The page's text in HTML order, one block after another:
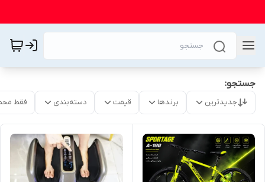
جستجو:
جدیدترین برندها قیمت دسته‌بندی فقط